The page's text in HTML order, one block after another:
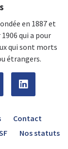
en 1887 et
qui a pour
qui sont morts
étrangers.
Contact
Nos statuts